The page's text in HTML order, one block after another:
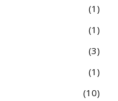
1
1
3
1
10